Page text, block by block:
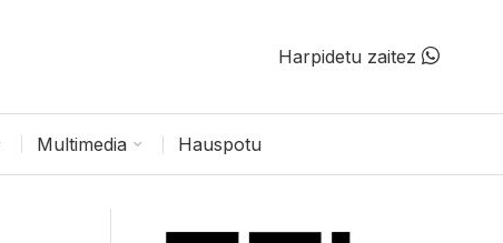
Harpidetu zaitez
Multimedia Hauspotu